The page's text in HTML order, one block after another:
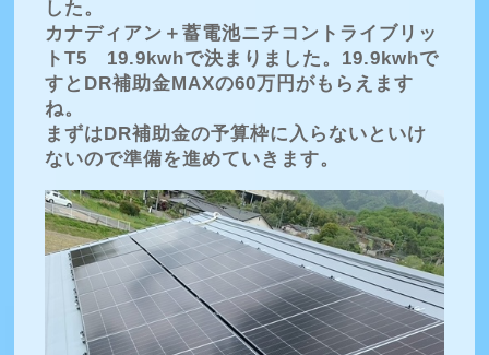
した。
カナディアン＋蓄電池ニチコントライブリッ
トT5 19.9kwhで決まりました。19.9kwhで
すとDR補助金MAXの60万円がもらえます
ね。
まずはDR補助金の予算枠に入らないといけ
ないので準備を進めていきます。